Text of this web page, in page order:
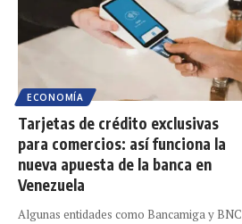
ECONOMÍA
Tarjetas de crédito exclusivas
para comercios: así funciona la
nueva apuesta de la banca en
Venezuela
Algunas entidades como Bancamiga y BNC